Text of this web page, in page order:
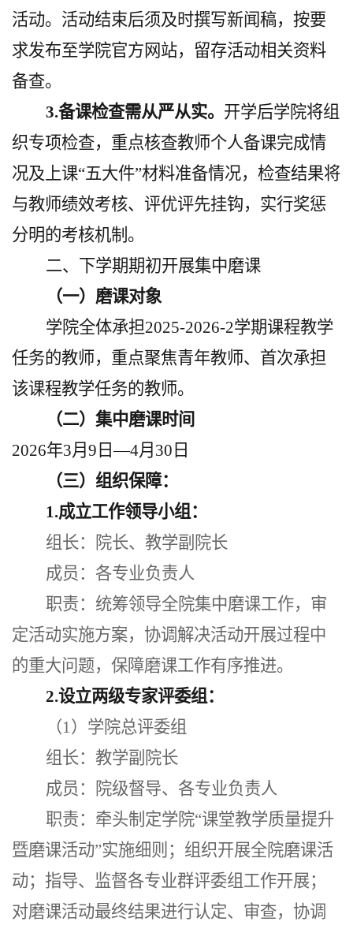
活动。活动结束后须及时撰写新闻稿，按要
求发布至学院官方网站，留存活动相关资料
备查。
3.备课检查需从严从实。 开学后学院将组
织专项检查，重点核查教师个人备课完成情
况及上课“五大件”材料准备情况，检查结果将
与教师绩效考核、评优评先挂钩，实行奖惩
分明的考核机制。
二、下学期期初开展集中磨课
（一）磨课对象
学院全体承担2025-2026-2学期课程教学
任务的教师，重点聚焦青年教师、首次承担
该课程教学任务的教师。
（二）集中磨课时间
2026年3月9日—4月30日
（三） 组织保障：
1.成立工作领导小组：
组长：院长、教学副院长
成员： 各专业负责人
职责：统筹领导全院集中磨课工作，审
定活动实施方案，协调解决活动开展过程中
的重大问题，保障磨课工作有序推进。
2.设立两级专家评委组：
（1） 学院总评委组
组长：教学副院长
成员：院级督导、各专业负责人
职责：牵头制定学院“课堂教学质量提升
暨磨课活动”实施细则；组织开展全院磨课活
动；指导、监督各专业群评委组工作开展；
对磨课活动最终结果进行认定、审查，协调